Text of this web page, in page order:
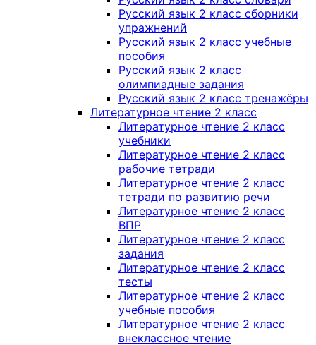
Русский язык 2 класс сборники
упражнений
Русский язык 2 класс учебные
пособия
Русский язык 2 класс
олимпиадные задания
Русский язык 2 класс тренажёры
Литературное чтение 2 класс
Литературное чтение 2 класс
учебники
Литературное чтение 2 класс
рабочие тетради
Литературное чтение 2 класс
тетради по развитию речи
Литературное чтение 2 класс
ВПР
Литературное чтение 2 класс
задания
Литературное чтение 2 класс
тесты
Литературное чтение 2 класс
учебные пособия
Литературное чтение 2 класс
внеклассное чтение